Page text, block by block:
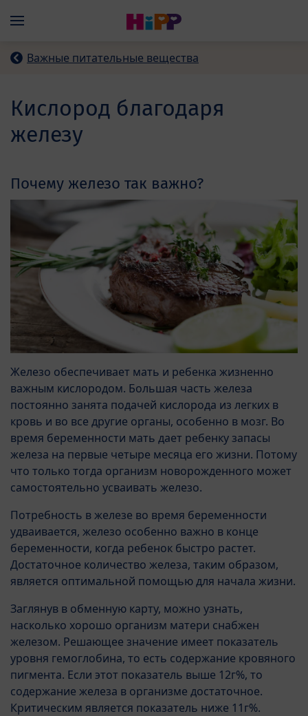
Menü
Важные питательные вещества
Кислород благодаря
железу
Почему железо так важно?
Железо обеспечивает мать и ребенка жизненно
важным кислородом. Большая часть железа
постоянно занята подачей кислорода из легких в
кровь и во все другие органы, особенно в мозг. Во
время беременности мать дает ребенку запасы
железа на первые четыре месяца его жизни. Потому
что только тогда организм новорожденного может
самостоятельно усваивать железо.
Потребность в железе во время беременности
удваивается, железо особенно важно в конце
беременности, когда ребенок быстро растет.
Достаточное количество железа, таким образом,
является оптимальной помощью для начала жизни.
Заглянув в обменную карту, можно узнать,
насколько хорошо организм матери снабжен
железом. Решающее значение имеет показатель
уровня гемоглобина, то есть содержание кровяного
пигмента. Если этот показатель выше 12г%, то
содержание железа в организме достаточное.
Критическим является показатель ниже 11г%.